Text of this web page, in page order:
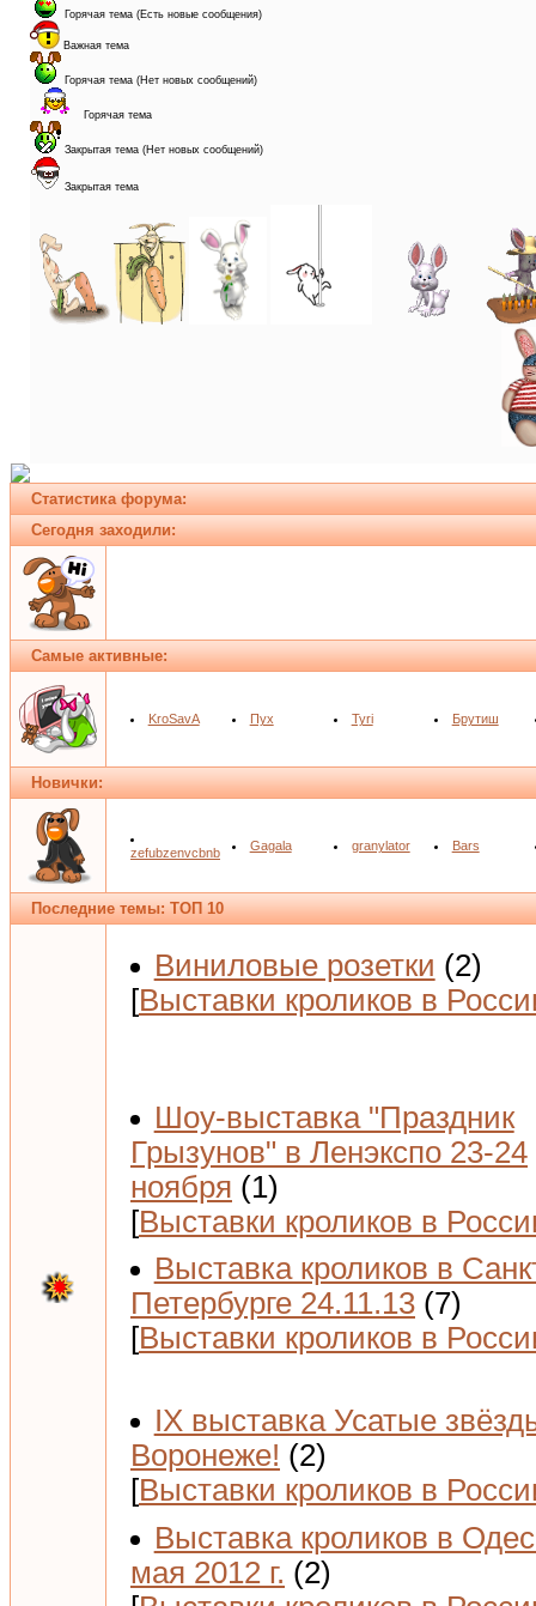
Горячая тема (Есть новые сообщения)
Важная тема
Горячая тема (Нет новых сообщений)
Горячая тема
Закрытая тема (Нет новых сообщений)
Закрытая тема
Статистика форума:
Сегодня заходили:
Самые активные:
KroSavA Пух Tyri Брутиш
Новички:
zefubzenvcbnb Gagala granylator Bars
Последние темы: ТОП 10
Виниловые розетки (2)
[Выставки кроликов в
Шоу-выставка "Праздник
Грызунов" в Ленэкспо 23-24
ноября (1)
[Выставки кроликов в
Выставка кроликов в
Петербурге 24.11.13 (7)
[Выставки кроликов в
IX выставка Усатые
Воронеже! (2)
[Выставки кроликов в
Выставка кроликов в
мая 2012 г. (2)